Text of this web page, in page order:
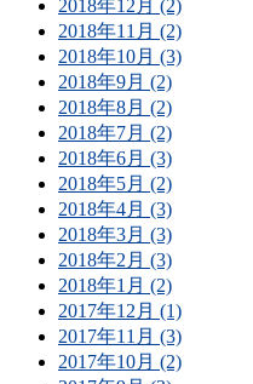
2018年12月 (2)
2018年11月 (2)
2018年10月 (3)
2018年9月 (2)
2018年8月 (2)
2018年7月 (2)
2018年6月 (3)
2018年5月 (2)
2018年4月 (3)
2018年3月 (3)
2018年2月 (3)
2018年1月 (2)
2017年12月 (1)
2017年11月 (3)
2017年10月 (2)